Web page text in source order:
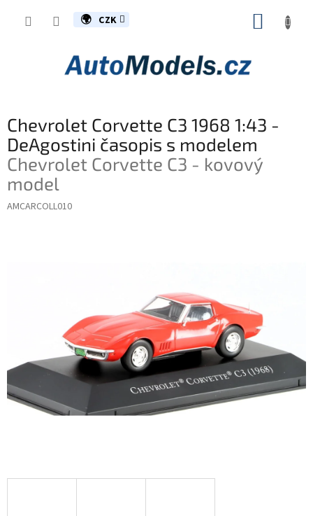
CZK
Chevrolet Corvette C3 1968 1:43 -
DeAgostini časopis s modelem
Chevrolet Corvette C3 - kovový
model
AMCARCOLL010